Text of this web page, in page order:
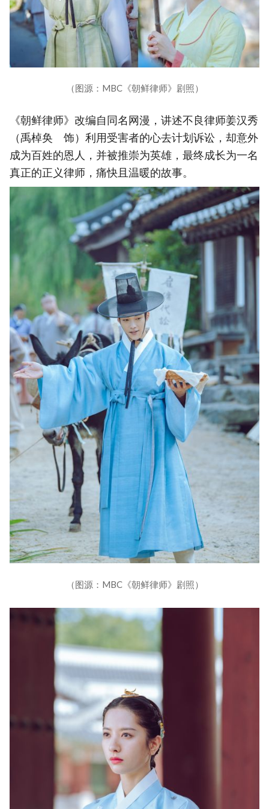
（图源：MBC《朝鲜律师》剧照）
《朝鲜律师》改编自同名网漫，讲述不良律师姜汉秀
（禹棹奂 饰）利用受害者的心去计划诉讼，却意外
成为百姓的恩人，并被推崇为英雄，最终成长为一名
真正的正义律师，痛快且温暖的故事。
（图源：MBC《朝鲜律师》剧照）